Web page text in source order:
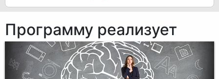
Программу реализует